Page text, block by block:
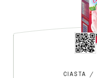
CIASTA /